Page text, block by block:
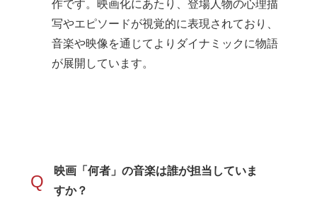
作です。映画化にあたり、登場人物の心理描
写やエピソードが視覚的に表現されており、
音楽や映像を通じてよりダイナミックに物語
が展開しています。
Q
映画「何者」の音楽は誰が担当していま
すか？